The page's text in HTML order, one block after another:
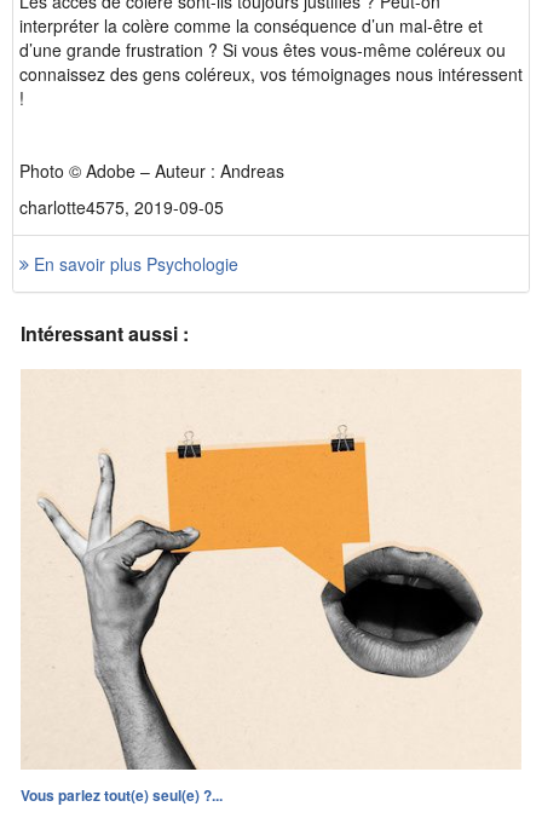
interpréter la colère comme la conséquence d’un mal-être et
d’une grande frustration ? Si vous êtes vous-même coléreux ou
connaissez des gens coléreux, vos témoignages nous intéressent
!
Photo © Adobe – Auteur : Andreas
charlotte4575, 2019-09-05
En savoir plus Psychologie
Intéressant aussi :
Vous parlez tout(e) seul(e) ?...